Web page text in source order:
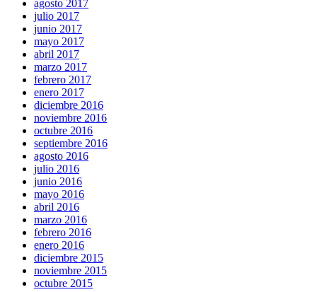
agosto 2017
julio 2017
junio 2017
mayo 2017
abril 2017
marzo 2017
febrero 2017
enero 2017
diciembre 2016
noviembre 2016
octubre 2016
septiembre 2016
agosto 2016
julio 2016
junio 2016
mayo 2016
abril 2016
marzo 2016
febrero 2016
enero 2016
diciembre 2015
noviembre 2015
octubre 2015